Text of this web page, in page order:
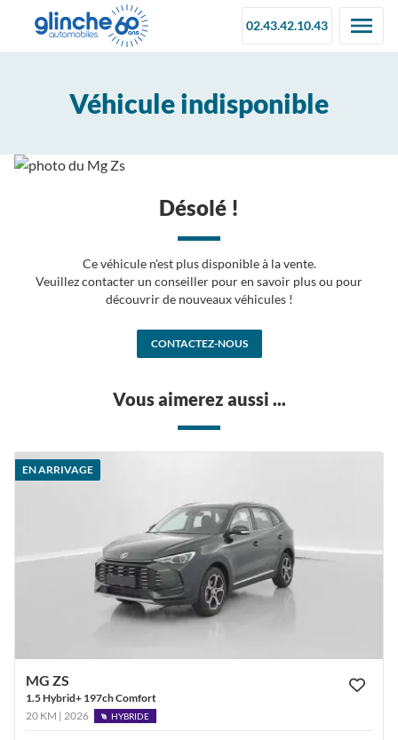
02.43.42.10.43
Véhicule indisponible
Désolé !
Ce véhicule n'est plus disponible à la vente.
Veuillez contacter un conseiller pour en savoir plus ou pour
découvrir de nouveaux véhicules !
CONTACTEZ-NOUS
Vous aimerez aussi ...
EN ARRIVAGE
MG ZS
1.5 Hybrid+ 197ch Comfort
20 KM | 2026
HYBRIDE